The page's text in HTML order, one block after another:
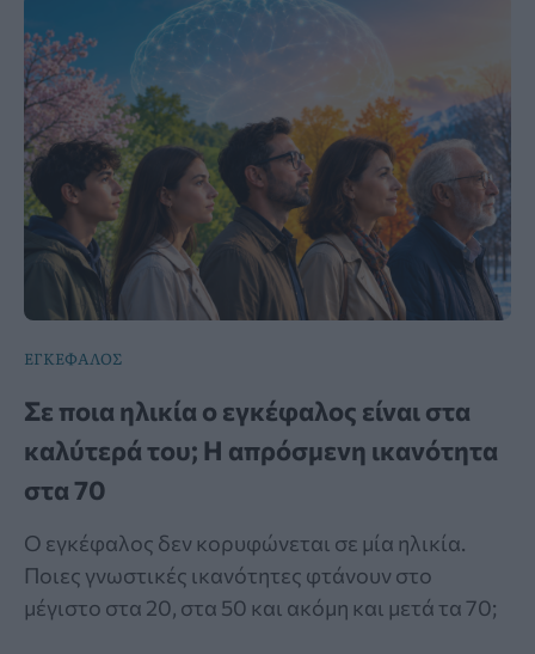
ΕΓΚΕΦΑΛΟΣ
Σε ποια ηλικία ο εγκέφαλος είναι στα
καλύτερά του; Η απρόσμενη ικανότητα
στα 70
Ο εγκέφαλος δεν κορυφώνεται σε μία ηλικία.
Ποιες γνωστικές ικανότητες φτάνουν στο
μέγιστο στα 20, στα 50 και ακόμη και μετά τα 70;